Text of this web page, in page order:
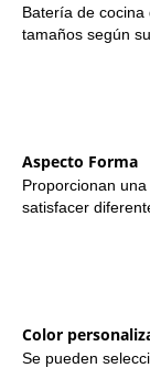
Batería de
tamaños según
Aspecto Forma
Proporcionan
satisfacer
Color
Se pueden